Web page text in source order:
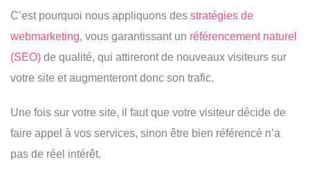
C’est pourquoi nous appliquons des stratégies de
webmarketing, vous garantissant un référencement naturel
(SEO) de qualité, qui attireront de nouveaux visiteurs sur
votre site et augmenteront donc son trafic.
Une fois sur votre site, il faut que votre visiteur décide de
faire appel à vos services, sinon être bien référencé n’a
pas de réel intérêt.